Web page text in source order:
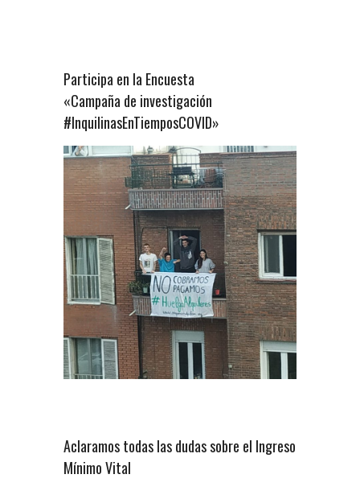
Participa en la Encuesta
«Campaña de investigación
#InquilinasEnTiemposCOVID»
Aclaramos todas las dudas sobre el Ingreso
Mínimo Vital